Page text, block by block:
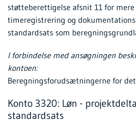
støtteberettigelse afsnit 11 for
timeregistrering og
standardsats som
I forbindelse med ansøgningen
kontoen:
Beregningsforudsætningerne for
Konto 3320: Løn -
standardsats